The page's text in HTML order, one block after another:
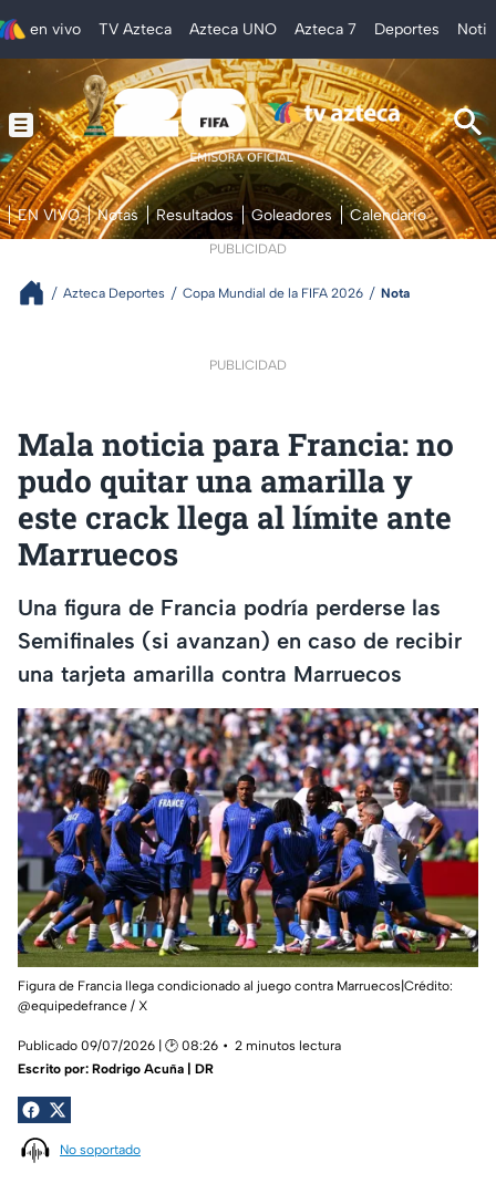
en vivo TV Azteca Azteca UNO Azteca 7 Deportes
EN VIVO Notas Resultados Goleadores Calendario
PUBLICIDAD
Azteca Deportes Copa Mundial de la FIFA 2026 Nota
PUBLICIDAD
Mala noticia para Francia: no
pudo quitar una amarilla y
este crack llega al límite ante
Marruecos
Una figura de Francia podría perderse las
Semifinales (si avanzan) en caso de recibir
una tarjeta amarilla contra Marruecos
Figura de Francia llega condicionado al juego contra Marruecos|Crédito:
@equipedefrance / X
Publicado 09/07/2026 | 🕑 08:26
2 minutos lectura
Escrito por: Rodrigo Acuña | DR
No soportado